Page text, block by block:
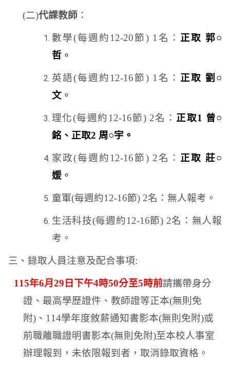
(二)代課教師 ：
數學(每週約12-20節) 1 名： 正取 郭○
哲 。
英語(每週約12-16節) 1 名： 正取 劉○
文 。
理化(每週約12-16節) 2名： 正取1 曾○
銘、正取2 周○宇。
家政(每週約12-16節) 2名： 正取 莊○
媛 。
童軍(每週約12-16節) 2名：無人報考。
生活科技(每週約12-16節) 2名：無人報
考。
三、錄取人員注意及配合事項:
115年6月 29 日下午4時50分至5時前請攜帶身分
證、最高學歷證件、教師證等正本(無則免
附)、 114學年度敘薪通知書影本(無則免附)或
前職離職證明書影本(無則免附)至本校人事室
辦理報到，未依限報到者，取消錄取資格。